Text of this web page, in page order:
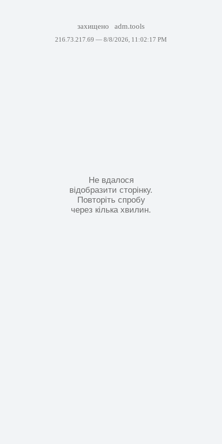
захищено adm.tools
216.73.217.69 — 8/8/2026, 11:02:17 PM
Не вдалося
відобразити сторінку.
Повторіть спробу
через кілька хвилин.